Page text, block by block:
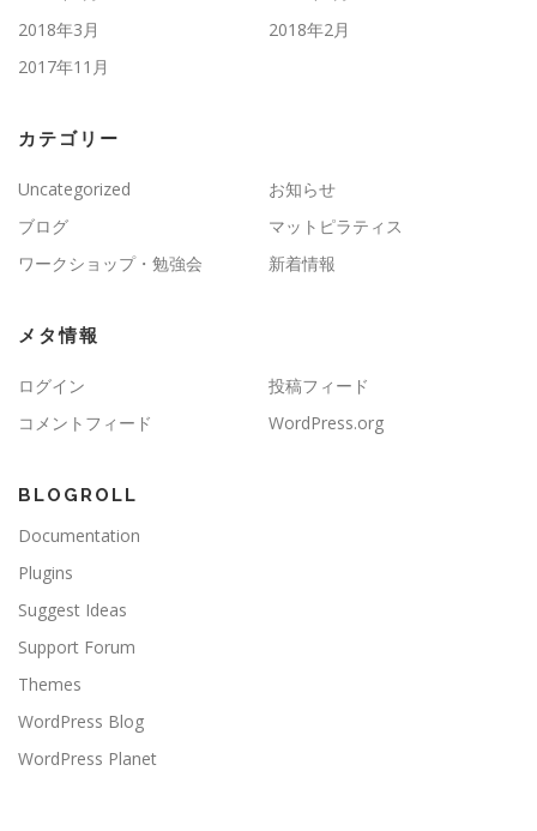
2018年3月
2018年2月
2017年11月
カテゴリー
Uncategorized
お知らせ
ブログ
マットピラティス
ワークショップ・勉強会
新着情報
メタ情報
ログイン
投稿フィード
コメントフィード
WordPress.org
BLOGROLL
Documentation
Plugins
Suggest Ideas
Support Forum
Themes
WordPress Blog
WordPress Planet